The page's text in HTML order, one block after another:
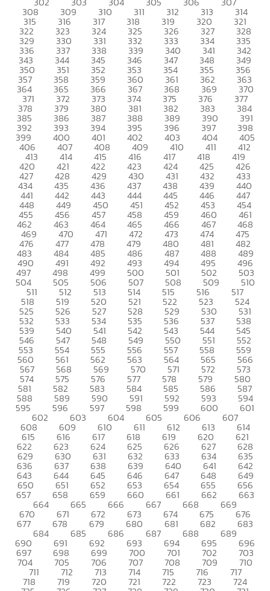
308 309 310 311 312 313 314
315 316 317 318 319 320 321
322 323 324 325 326 327 328
329 330 331 332 333 334 335
336 337 338 339 340 341 342
343 344 345 346 347 348 349
350 351 352 353 354 355 356
357 358 359 360 361 362 363
364 365 366 367 368 369 370
371 372 373 374 375 376 377
378 379 380 381 382 383 384
385 386 387 388 389 390 391
392 393 394 395 396 397 398
399 400 401 402 403 404 405
406 407 408 409 410 411 412
413 414 415 416 417 418 419
420 421 422 423 424 425 426
427 428 429 430 431 432 433
434 435 436 437 438 439 440
441 442 443 444 445 446 447
448 449 450 451 452 453 454
455 456 457 458 459 460 461
462 463 464 465 466 467 468
469 470 471 472 473 474 475
476 477 478 479 480 481 482
483 484 485 486 487 488 489
490 491 492 493 494 495 496
497 498 499 500 501 502 503
504 505 506 507 508 509 510
511 512 513 514 515 516 517
518 519 520 521 522 523 524
525 526 527 528 529 530 531
532 533 534 535 536 537 538
539 540 541 542 543 544 545
546 547 548 549 550 551 552
553 554 555 556 557 558 559
560 561 562 563 564 565 566
567 568 569 570 571 572 573
574 575 576 577 578 579 580
581 582 583 584 585 586 587
588 589 590 591 592 593 594
595 596 597 598 599 600 601
602 603 604 605 606 607
608 609 610 611 612 613 614
615 616 617 618 619 620 621
622 623 624 625 626 627 628
629 630 631 632 633 634 635
636 637 638 639 640 641 642
643 644 645 646 647 648 649
650 651 652 653 654 655 656
657 658 659 660 661 662 663
664 665 666 667 668 669
670 671 672 673 674 675 676
677 678 679 680 681 682 683
684 685 686 687 688 689
690 691 692 693 694 695 696
697 698 699 700 701 702 703
704 705 706 707 708 709 710
711 712 713 714 715 716 717
718 719 720 721 722 723 724